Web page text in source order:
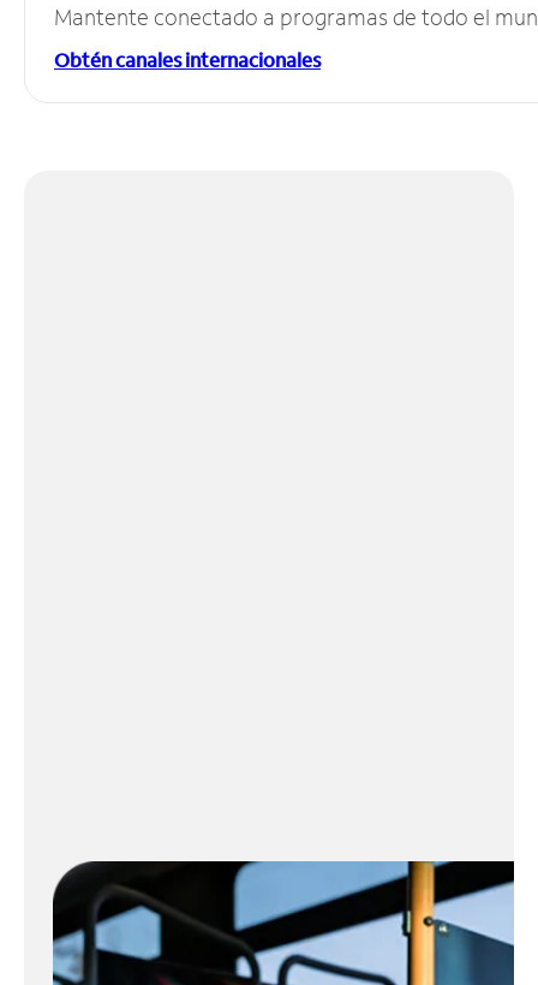
Mantente conectado a programas de todo el
Obtén canales internacionales